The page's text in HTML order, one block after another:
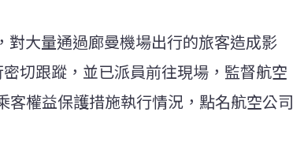
對大量通過廊曼機場出行的旅客造成影
切跟蹤，並已派員前往現場，監督航空
客權益保護措施執行情況，點名航空公司